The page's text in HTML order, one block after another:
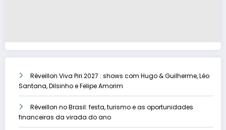
Réveillon Viva Piri 2027 : shows com Hugo & Guilherme, Léo
Santana, Dilsinho e Felipe Amorim
Réveillon no Brasil: festa, turismo e as oportunidades
financeiras da virada do ano